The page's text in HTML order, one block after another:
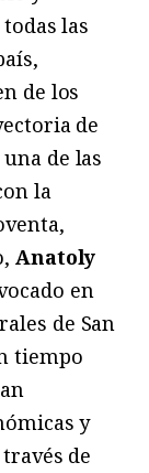
las
de los
de
de las
la
Anatoly
en
de San
tiempo
y
de